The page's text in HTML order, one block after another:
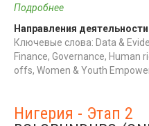
Подробнее
Направления
Ключевые слова: Data &
Finance, Governance, Human
offs, Women & Youth
Нигерия - Этап 2